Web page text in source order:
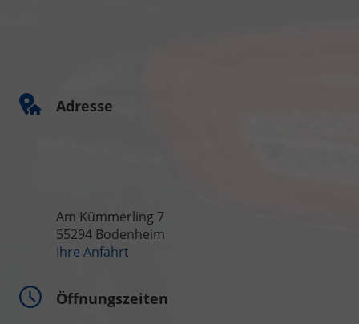
Adresse
Am Kümmerling 7
55294 Bodenheim
Ihre Anfahrt
Öffnungszeiten